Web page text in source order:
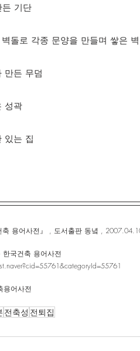
기단
돌로 각종 문양을 만들며 쌓은 벽
만든 무덤
성곽
있는 집
축 용어사전』 , 도서출판 동녘 ,
한국건축 용어사전
용어사전
전축성 전퇴집